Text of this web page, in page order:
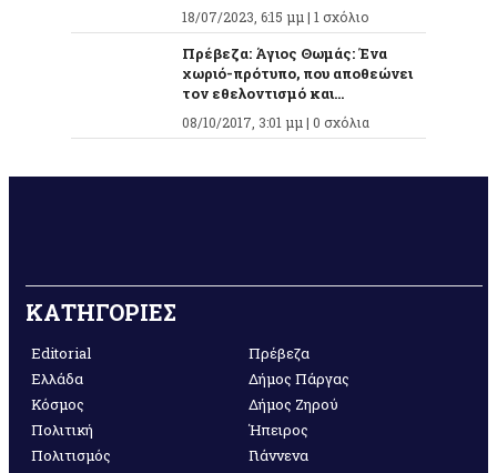
18/07/2023, 6:15 μμ | 1 σχόλιο
Πρέβεζα: Άγιος Θωμάς: Ένα
χωριό-πρότυπο, που αποθεώνει
τον εθελοντισμό και...
08/10/2017, 3:01 μμ | 0 σχόλια
ΚΑΤΗΓΟΡΙΕΣ
Editorial
Ελλάδα
Κόσμος
Πολιτική
Πολιτισμός
Πρέβεζα
Δήμος Πάργας
Δήμος Ζηρού
Ήπειρος
Γιάννενα